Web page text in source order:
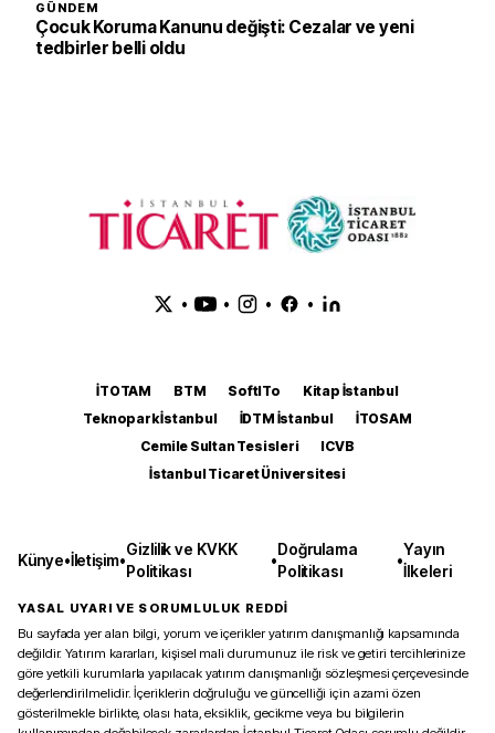
GÜNDEM
Çocuk Koruma Kanunu değişti: Cezalar ve yeni
tedbirler belli oldu
• • • •
İTOTAM BTM SoftITo
Kitap İstanbul
Teknopark İstanbul
İDTM İstanbul
İTOSAM
Cemile Sultan Tesisleri
ICVB
İstanbul Ticaret Üniversitesi
Künye•İletişim•
Gizlilik ve KVKK
Politikası
•
Doğrulama
Politikası
•
Yayın
İlkeleri
YASAL UYARI VE SORUMLULUK REDDİ
Bu sayfada yer alan bilgi, yorum ve içerikler yatırım danışmanlığı kapsamında
değildir. Yatırım kararları, kişisel mali durumunuz ile risk ve getiri tercihlerinize
göre yetkili kurumlarla yapılacak yatırım danışmanlığı sözleşmesi çerçevesinde
değerlendirilmelidir. İçeriklerin doğruluğu ve güncelliği için azami özen
gösterilmekle birlikte, olası hata, eksiklik, gecikme veya bu bilgilerin